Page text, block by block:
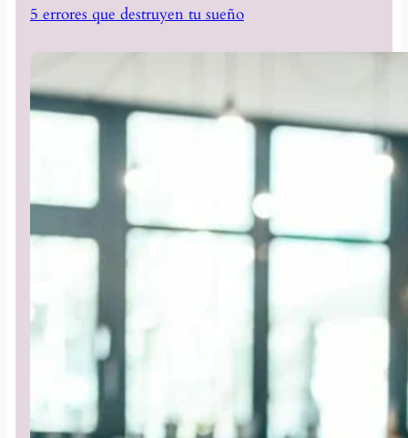
5 errores que destruyen tu sueño